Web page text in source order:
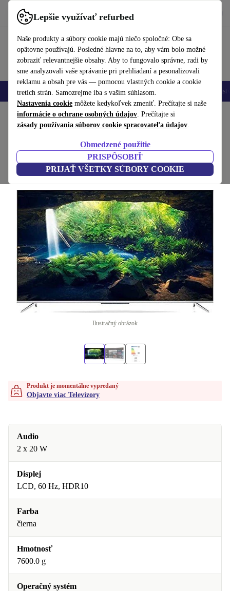
Lepšie využívať refurbed
Naše produkty a súbory cookie majú niečo spoločné: Obe sa
opätovne používajú. Posledné hlavne na to, aby vám bolo možné
zobraziť relevantnejšie obsahy. Aby to fungovalo správne, radi by
sme analyzovali vaše správanie pri prehliadaní a pesonalizovali
reklamu a obsah pre vás — pomocou vlastných cookie a cookie
tretích strán. Samozrejme iba s vaším súhlasom.
Nastavenia cookie môžete kedykoľvek zmeniť. Prečítajte si naše
informácie o ochrane osobných údajov. Prečítajte si
zásady používania súborov cookie spracovateľa údajov.
Obmedzené použitie
PRISPÔSOBIŤ
PRIJAŤ VŠETKY SÚBORY COOKIE
používať refurbed rýchlo a jednoducho
Mobilné telefóny Laptopy Tablety Inteligentné hodinky
Domov Produkty Televízory
TCL 43P715 | 43"
Čierna
(Zbieranie recenzií)
Ilustračný obrázok
Produkt je momentálne vypredaný
Objavte viac Televízory
Audio
2 x 20 W
Displej
LCD, 60 Hz, HDR10
Farba
čierna
Hmotnosť
7600.0 g
Operačný systém